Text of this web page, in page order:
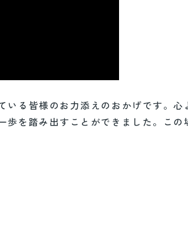
いる皆様のお力添えのおかげです。
歩を踏み出すことができました。この